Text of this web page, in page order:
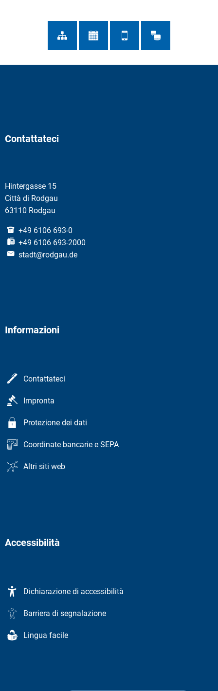
Contattateci
Hintergasse 15
Città di Rodgau
63110 Rodgau
+49 6106 693-0
+49 6106 693-2000
stadt@rodgau.de
Informazioni
Contattateci
Impronta
Protezione dei dati
Coordinate bancarie e SEPA
Altri siti web
Accessibilità
Dichiarazione di accessibilità
Barriera di segnalazione
Lingua facile